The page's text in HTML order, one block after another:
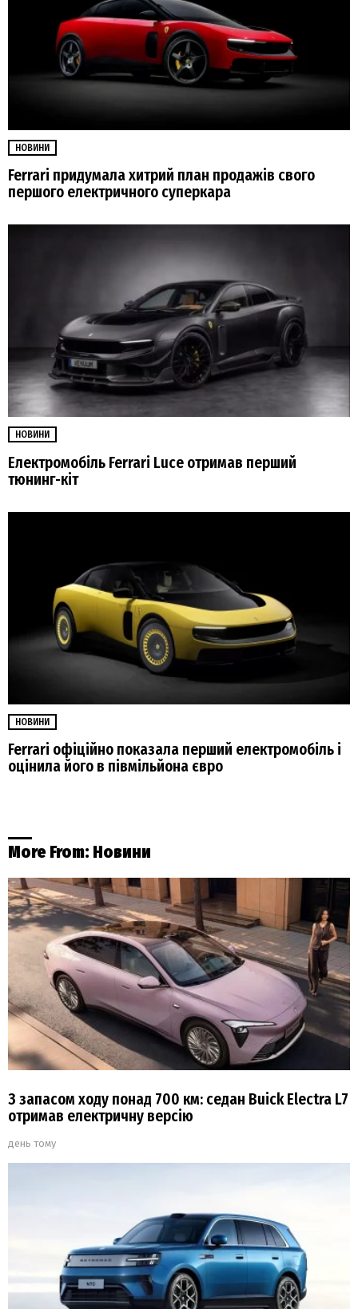
НОВИНИ
Ferrari придумала хитрий план продажів свого
першого електричного суперкара
НОВИНИ
Електромобіль Ferrari Luce отримав перший
тюнинг-кіт
НОВИНИ
Ferrari офіційно показала перший електромобіль і
оцінила його в півмільйона євро
More From: Новини
З запасом ходу понад 700 км: седан Buick Electra L7
отримав електричну версію
день тому